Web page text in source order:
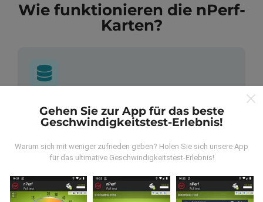
Wie funktionieren die nPerf-
Karten?
Wo kommen die Daten her?
Benutzern der nPerf App durchgeführt wurden. Dies
sind Tests, die unter realen Bedingungen direkt im
möchten, einfach die nPerf App auf Ihrem
Smartphone laden.Je mehr Daten gesammelt werden,
Gehen Sie zur App für das beste
Geschwindigkeitstest-Erlebnis!
Warum sich mit weniger zufrieden geben? Holen Sie sich unsere App
für das ultimative Geschwindigkeitstest-Erlebnis!